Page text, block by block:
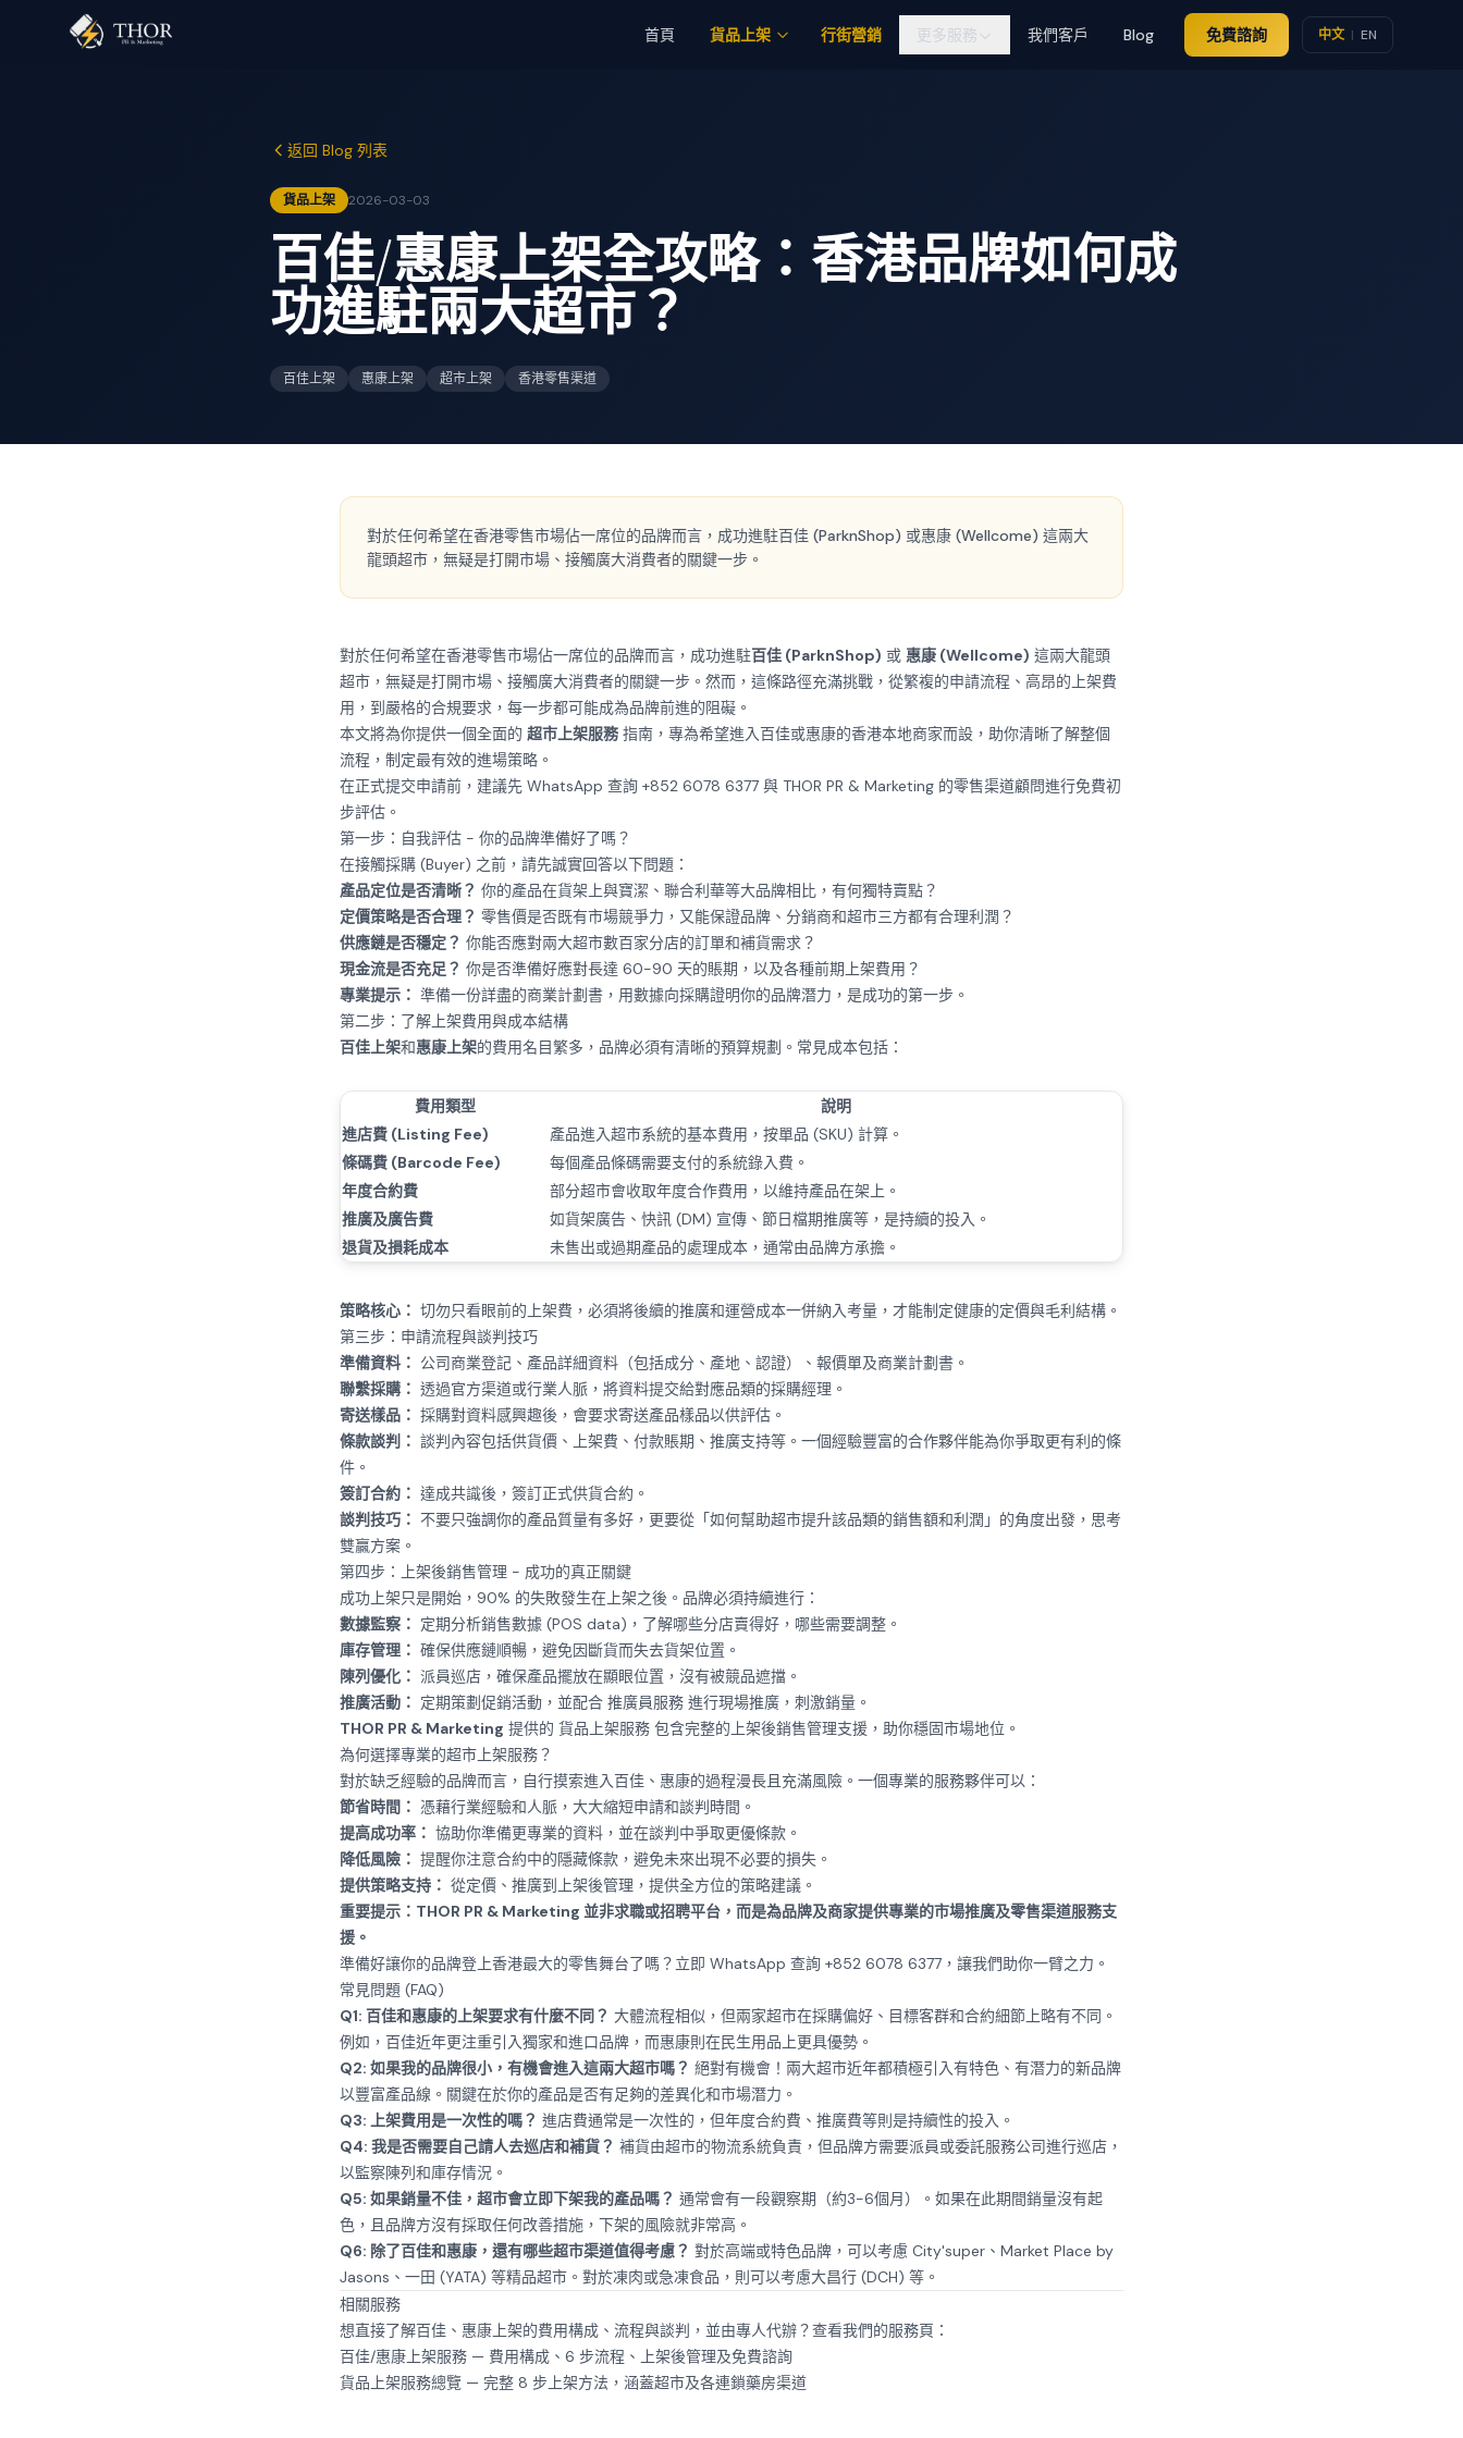
首頁 貨品上架 行街營銷 更多服務 我們客戶 Blog 免費諮詢 中文 | EN
返回 Blog 列表
貨品上架 2026-03-03
百佳/惠康上架全攻略：香港品牌如何成
功進駐兩大超市？
百佳上架 惠康上架 超市上架 香港零售渠道
對於任何希望在香港零售市場佔一席位的品牌而言，成功進駐百佳 (ParknShop) 或惠康 (Wellcome) 這兩大
龍頭超市，無疑是打開市場、接觸廣大消費者的關鍵一步。
對於任何希望在香港零售市場佔一席位的品牌而言，成功進駐百佳 (ParknShop) 或 惠康 (Wellcome) 這兩大龍頭
超市，無疑是打開市場、接觸廣大消費者的關鍵一步。然而，這條路徑充滿挑戰，從繁複的申請流程、高昂的上架費
用，到嚴格的合規要求，每一步都可能成為品牌前進的阻礙。
本文將為你提供一個全面的 超市上架服務 指南，專為希望進入百佳或惠康的香港本地商家而設，助你清晰了解整個
流程，制定最有效的進場策略。
在正式提交申請前，建議先 WhatsApp 查詢 +852 6078 6377 與 THOR PR & Marketing 的零售渠道顧問進行免費初
步評估。
第一步：自我評估 - 你的品牌準備好了嗎？
在接觸採購 (Buyer) 之前，請先誠實回答以下問題：
產品定位是否清晰？ 你的產品在貨架上與寶潔、聯合利華等大品牌相比，有何獨特賣點？
定價策略是否合理？ 零售價是否既有市場競爭力，又能保證品牌、分銷商和超市三方都有合理利潤？
供應鏈是否穩定？ 你能否應對兩大超市數百家分店的訂單和補貨需求？
現金流是否充足？ 你是否準備好應對長達 60-90 天的賬期，以及各種前期上架費用？
專業提示： 準備一份詳盡的商業計劃書，用數據向採購證明你的品牌潛力，是成功的第一步。
第二步：了解上架費用與成本結構
百佳上架和惠康上架的費用名目繁多，品牌必須有清晰的預算規劃。常見成本包括：
費用類型
說明
進店費 (Listing Fee)
產品進入超市系統的基本費用，按單品 (SKU) 計算。
條碼費 (Barcode Fee)
每個產品條碼需要支付的系統錄入費。
年度合約費
部分超市會收取年度合作費用，以維持產品在架上。
推廣及廣告費
如貨架廣告、快訊 (DM) 宣傳、節日檔期推廣等，是持續的投入。
退貨及損耗成本
未售出或過期產品的處理成本，通常由品牌方承擔。
策略核心： 切勿只看眼前的上架費，必須將後續的推廣和運營成本一併納入考量，才能制定健康的定價與毛利結構。
第三步：申請流程與談判技巧
準備資料： 公司商業登記、產品詳細資料（包括成分、產地、認證）、報價單及商業計劃書。
聯繫採購： 透過官方渠道或行業人脈，將資料提交給對應品類的採購經理。
寄送樣品： 採購對資料感興趣後，會要求寄送產品樣品以供評估。
條款談判： 談判內容包括供貨價、上架費、付款賬期、推廣支持等。一個經驗豐富的合作夥伴能為你爭取更有利的條
件。
簽訂合約： 達成共識後，簽訂正式供貨合約。
談判技巧： 不要只強調你的產品質量有多好，更要從「如何幫助超市提升該品類的銷售額和利潤」的角度出發，思考
雙贏方案。
第四步：上架後銷售管理 - 成功的真正關鍵
成功上架只是開始，90% 的失敗發生在上架之後。品牌必須持續進行：
數據監察： 定期分析銷售數據 (POS data)，了解哪些分店賣得好，哪些需要調整。
庫存管理： 確保供應鏈順暢，避免因斷貨而失去貨架位置。
陳列優化： 派員巡店，確保產品擺放在顯眼位置，沒有被競品遮擋。
推廣活動： 定期策劃促銷活動，並配合 推廣員服務 進行現場推廣，刺激銷量。
THOR PR & Marketing 提供的 貨品上架服務 包含完整的上架後銷售管理支援，助你穩固市場地位。
為何選擇專業的超市上架服務？
對於缺乏經驗的品牌而言，自行摸索進入百佳、惠康的過程漫長且充滿風險。一個專業的服務夥伴可以：
節省時間： 憑藉行業經驗和人脈，大大縮短申請和談判時間。
提高成功率： 協助你準備更專業的資料，並在談判中爭取更優條款。
降低風險： 提醒你注意合約中的隱藏條款，避免未來出現不必要的損失。
提供策略支持： 從定價、推廣到上架後管理，提供全方位的策略建議。
重要提示：THOR PR & Marketing 並非求職或招聘平台，而是為品牌及商家提供專業的市場推廣及零售渠道服務支
援。
準備好讓你的品牌登上香港最大的零售舞台了嗎？立即 WhatsApp 查詢 +852 6078 6377 ，讓我們助你一臂之力。
常見問題 (FAQ)
Q1: 百佳和惠康的上架要求有什麼不同？ 大體流程相似，但兩家超市在採購偏好、目標客群和合約細節上略有不同。
例如，百佳近年更注重引入獨家和進口品牌，而惠康則在民生用品上更具優勢。
Q2: 如果我的品牌很小，有機會進入這兩大超市嗎？ 絕對有機會！兩大超市近年都積極引入有特色、有潛力的新品牌
以豐富產品線。關鍵在於你的產品是否有足夠的差異化和市場潛力。
Q3: 上架費用是一次性的嗎？ 進店費通常是一次性的，但年度合約費、推廣費等則是持續性的投入。
Q4: 我是否需要自己請人去巡店和補貨？ 補貨由超市的物流系統負責，但品牌方需要派員或委託服務公司進行巡店，
以監察陳列和庫存情況。
Q5: 如果銷量不佳，超市會立即下架我的產品嗎？ 通常會有一段觀察期（約3-6個月）。如果在此期間銷量沒有起
色，且品牌方沒有採取任何改善措施，下架的風險就非常高。
Q6: 除了百佳和惠康，還有哪些超市渠道值得考慮？ 對於高端或特色品牌，可以考慮 City'super、Market Place by
Jasons、一田 (YATA) 等精品超市。對於凍肉或急凍食品，則可以考慮大昌行 (DCH) 等。
相關服務
想直接了解百佳、惠康上架的費用構成、流程與談判，並由專人代辦？查看我們的服務頁：
百佳/惠康上架服務 — 費用構成、6 步流程、上架後管理及免費諮詢
貨品上架服務總覽 — 完整 8 步上架方法，涵蓋超市及各連鎖藥房渠道